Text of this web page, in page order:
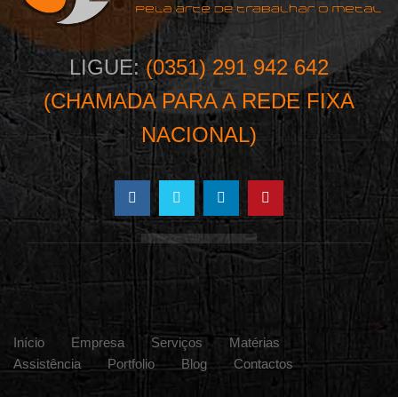
LIGUE:(0351) 291 942 642
(CHAMADA PARA A REDE FIXA
NACIONAL)
Início Empresa Serviços
Matérias
Assistência
Portfolio Blog Contactos